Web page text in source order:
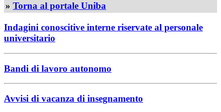
» Torna al portale Uniba
Indagini conoscitive interne riservate al personale
universitario
Bandi di lavoro autonomo
Avvisi di vacanza di insegnamento